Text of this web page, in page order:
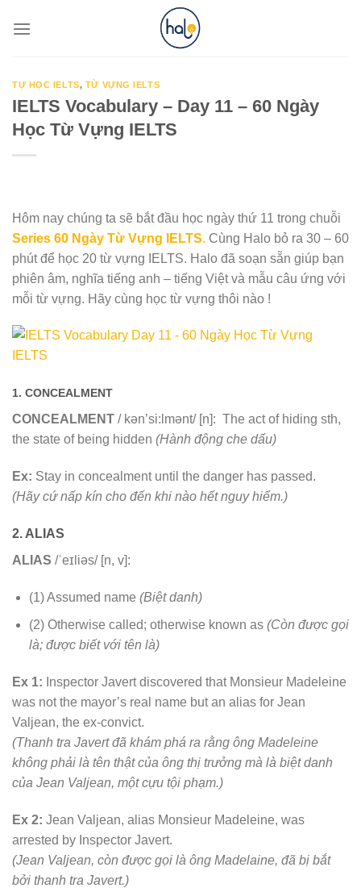
TỰ HỌC IELTS, TỪ VỰNG IELTS
IELTS Vocabulary – Day 11 – 60 Ngày
Học Từ Vựng IELTS
Hôm nay chúng ta sẽ bắt đầu học ngày thứ 11 trong chuỗi
Series 60 Ngày Từ Vựng IELTS. Cùng Halo bỏ ra 30 – 60
phút để học 20 từ vựng IELTS. Halo đã soạn sẵn giúp bạn
phiên âm, nghĩa tiếng anh – tiếng Việt và mẫu câu ứng với
mỗi từ vựng. Hãy cùng học từ vựng thôi nào !
1. CONCEALMENT
CONCEALMENT / kən’si:lmənt/ [n]: The act of hiding sth,
the state of being hidden (Hành động che dấu)
Ex: Stay in concealment until the danger has passed.
(Hãy cứ nấp kín cho đến khi nào hết nguy hiểm.)
2. ALIAS
ALIAS /ˈeɪliəs/ [n, v]:
(1) Assumed name (Biệt danh)
(2) Otherwise called; otherwise known as (Còn được gọi
là; được biết với tên là)
Ex 1: Inspector Javert discovered that Monsieur Madeleine
was not the mayor’s real name but an alias for Jean
Valjean, the ex-convict.
(Thanh tra Javert đã khám phá ra rằng ông Madeleine
không phải là tên thật của ông thị trưởng mà là biệt danh
của Jean Valjean, một cựu tội phạm.)
Ex 2: Jean Valjean, alias Monsieur Madeleine, was
arrested by Inspector Javert.
(Jean Valjean, còn được gọi là ông Madelaine, đã bị bắt
bởi thanh tra Javert.)